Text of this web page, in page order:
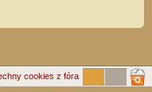
cookies z fóra